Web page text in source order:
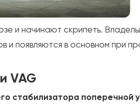
и начинают скрипеть.
появляются в основном при
VAG
стабилизатора поперечной